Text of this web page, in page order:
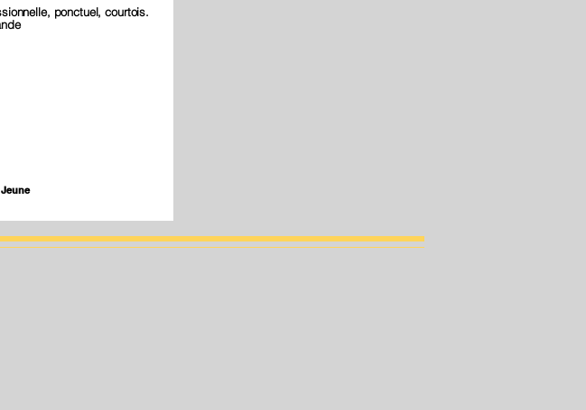
ponctuel, courtois.